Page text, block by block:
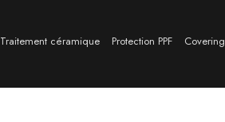
Traitement céramique Protection PPF Covering